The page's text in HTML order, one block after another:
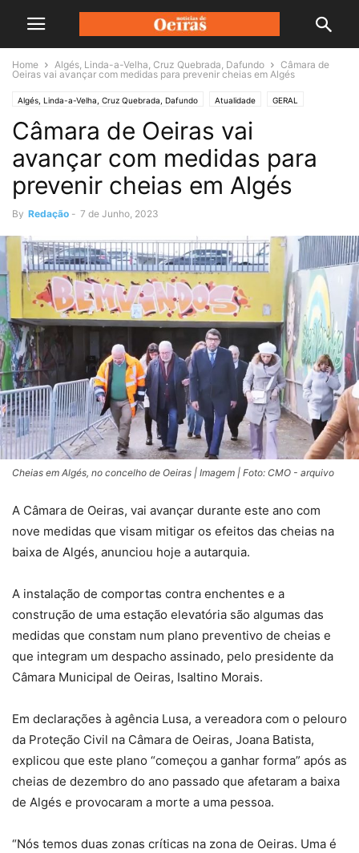
Home Algés, Linda-a-Velha, Cruz Quebrada, Dafundo
Câmara de
Oeiras vai avançar com medidas para prevenir cheias em Algés
Algés, Linda-a-Velha, Cruz Quebrada, Dafundo Atualidade GERAL
Câmara de Oeiras vai
avançar com medidas para
prevenir cheias em Algés
By Redação - 7 de Junho, 2023
Cheias em Algés, no concelho de Oeiras | Imagem | Foto: CMO - arquivo
A Câmara de Oeiras, vai avançar durante este ano com
nove medidas que visam mitigar os efeitos das cheias na
baixa de Algés, anunciou hoje a autarquia.
A instalação de comportas contra enchentes e a
construção de uma estação elevatória são algumas das
medidas que constam num plano preventivo de cheias e
que integram um despacho assinado, pelo presidente da
Câmara Municipal de Oeiras, Isaltino Morais.
Em declarações à agência Lusa, a vereadora com o pelouro
da Proteção Civil na Câmara de Oeiras, Joana Batista,
explicou que este plano “começou a ganhar forma” após as
cheias de dezembro do ano passado que afetaram a baixa
de Algés e provocaram a morte a uma pessoa.
“Nós temos duas zonas críticas na zona de Oeiras. Uma é